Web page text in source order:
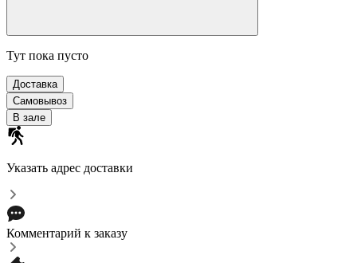
Тут пока пусто
Доставка
Самовывоз
В зале
Указать адрес доставки
Комментарий к заказу